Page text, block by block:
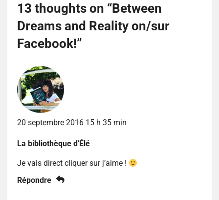
13 thoughts on “Between
Dreams and Reality on/sur
Facebook!”
20 septembre 2016 15 h 35 min
La bibliothèque d'Élé
Je vais direct cliquer sur j’aime !
Répondre